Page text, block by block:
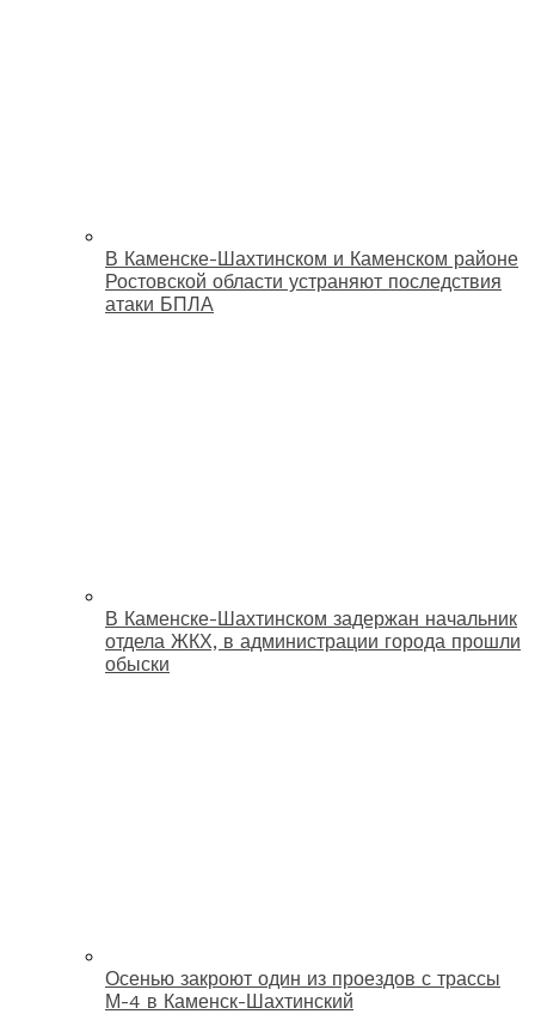
В Каменске-Шахтинском и Каменском районе
Ростовской области устраняют последствия
атаки БПЛА
В Каменске-Шахтинском задержан начальник
отдела ЖКХ, в администрации города прошли
обыски
Осенью закроют один из проездов с трассы
М-4 в Каменск-Шахтинский